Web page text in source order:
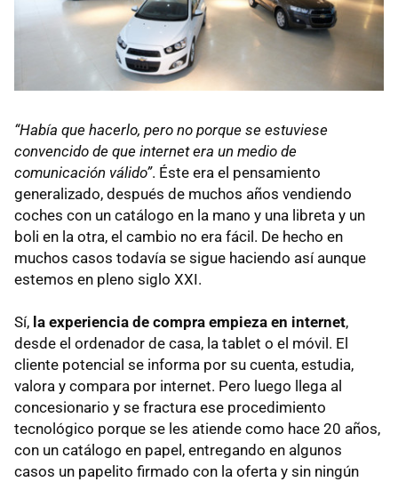
“Había que hacerlo, pero no porque se estuviese
convencido de que internet era un medio de
comunicación válido”. Éste era el pensamiento
generalizado, después de muchos años vendiendo
coches con un catálogo en la mano y una libreta y un
boli en la otra, el cambio no era fácil. De hecho en
muchos casos todavía se sigue haciendo así aunque
estemos en pleno siglo XXI.
Sí, la experiencia de compra empieza en internet,
desde el ordenador de casa, la tablet o el móvil. El
cliente potencial se informa por su cuenta, estudia,
valora y compara por internet. Pero luego llega al
concesionario y se fractura ese procedimiento
tecnológico porque se les atiende como hace 20 años,
con un catálogo en papel, entregando en algunos
casos un papelito firmado con la oferta y sin ningún